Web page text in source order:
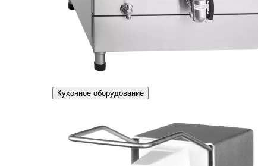
Кухонное оборудование